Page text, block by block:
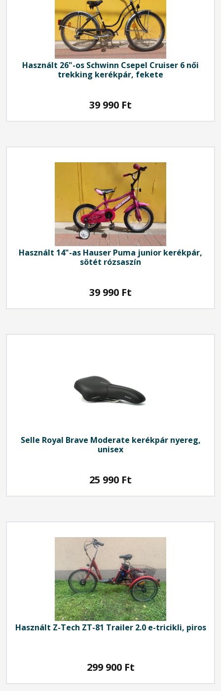
Használt 26"-os Schwinn Csepel Cruiser 6 női
trekking kerékpár, fekete
39 990 Ft
Használt 14"-as Hauser Puma junior kerékpár,
sötét rózsaszín
39 990 Ft
Selle Royal Brave Moderate kerékpár nyereg,
unisex
25 990 Ft
Használt Z-Tech ZT-81 Trailer 2.0 e-tricikli, piros
299 900 Ft